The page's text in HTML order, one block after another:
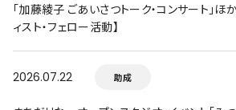
「加藤綾子 ごあいさつトーク・コンサート」ほ
ィスト・フェロー活動】
2026.07.22 助成